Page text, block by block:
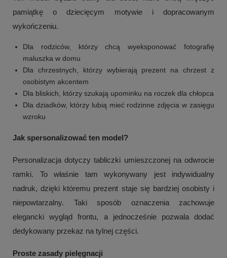
pamiątkę o dziecięcym motywie i dopracowanym
wykończeniu.
Dla rodziców, którzy chcą wyeksponować fotografię
maluszka w domu
Dla chrzestnych, którzy wybierają prezent na chrzest z
osobistym akcentem
Dla bliskich, którzy szukają upominku na roczek dla chłopca
Dla dziadków, którzy lubią mieć rodzinne zdjęcia w zasięgu
wzroku
Jak spersonalizować ten model?
Personalizacja dotyczy tabliczki umieszczonej na odwrocie
ramki. To właśnie tam wykonywany jest indywidualny
nadruk, dzięki któremu prezent staje się bardziej osobisty i
niepowtarzalny. Taki sposób oznaczenia zachowuje
elegancki wygląd frontu, a jednocześnie pozwala dodać
dedykowany przekaz na tylnej części.
Proste zasady pielęgnacji